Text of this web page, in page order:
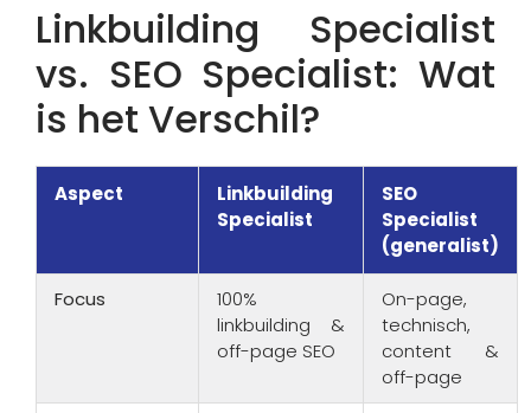
Linkbuilding Specialist
vs. SEO Specialist: Wat
is het Verschil?
Aspect
Linkbuilding
Specialist
SEO
Specialist
(generalist)
Focus
100%
linkbuilding &
off-page SEO
On-page,
technisch,
content &
off-page